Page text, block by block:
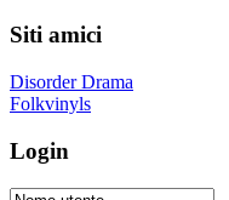
Siti amici
Disorder Drama
Folkvinyls
Login